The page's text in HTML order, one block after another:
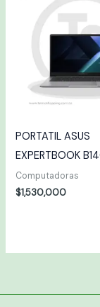
PORTATIL ASUS
EXPERTBOOK
Computadoras
$1,530,000